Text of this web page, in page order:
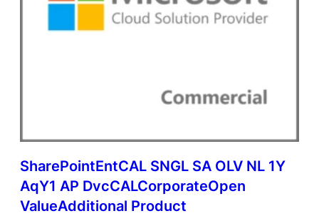
SharePointEntCAL SNGL SA OLV NL 1Y
AqY1 AP DvcCALCorporateOpen
ValueAdditional Product